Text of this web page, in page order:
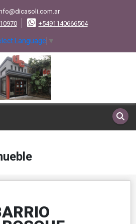
+5491140666504
Language ▼